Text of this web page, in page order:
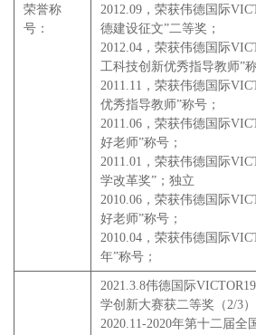
荣誉称
号：
2012.09，荣获伟德国际
德建设征文”二等奖；
2012.04，荣获伟德国际
工科技创新优秀指导教师”称
2011.11，荣获伟德国际
优秀指导教师”称号；
2011.06，荣获伟德国际
好老师”称号；
2011.01，荣获伟德国际
学改革奖”；独立
2010.06，荣获伟德国际
好老师”称号；
2010.04，荣获伟德国际
年”称号；
2021.3.8伟德国际
学创新大赛获二等奖（2/3）
2020.11-2020年第十二届全